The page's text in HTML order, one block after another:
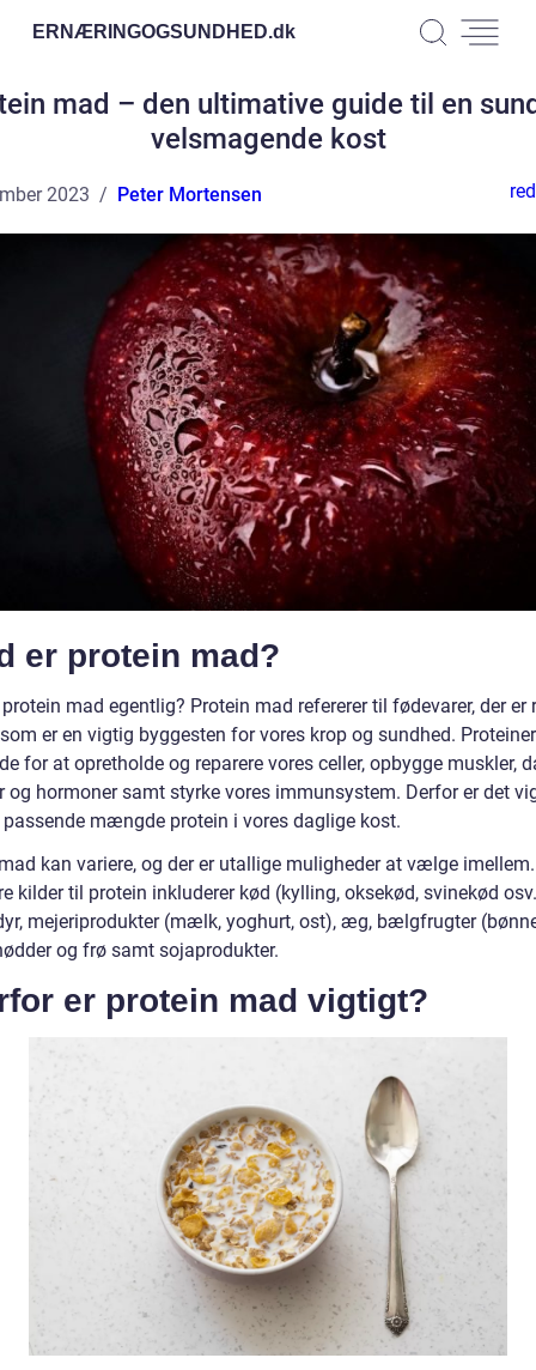
ERNÆRINGOGSUNDHED.dk
mad – den ultimative guide til en
velsmagende kost
2023 Peter Mortensen
er protein mad?
mad egentlig? Protein mad refererer til fødevarer, der er
er en vigtig byggesten for vores krop og sundhed.
for at opretholde og reparere vores celler, opbygge muskler,
og hormoner samt styrke vores immunsystem. Derfor er det
passende mængde protein i vores daglige kost.
kan variere, og der er utallige muligheder at vælge
kilder til protein inkluderer kød (kylling, oksekød, svinekød
mejeriprodukter (mælk, yoghurt, ost), æg, bælgfrugter
og frø samt sojaprodukter.
er protein mad vigtigt?